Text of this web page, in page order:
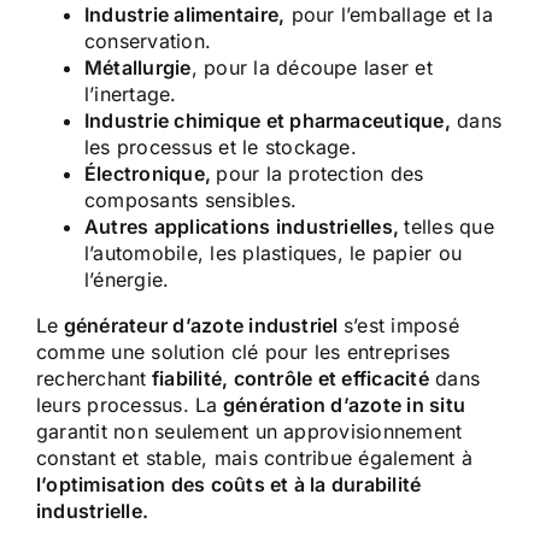
Industrie alimentaire, pour l’emballage et la
conservation.
Métallurgie, pour la découpe laser et
l’inertage.
Industrie chimique et pharmaceutique, dans
les processus et le stockage.
Électronique, pour la protection des
composants sensibles.
Autres applications industrielles,telles que
l’automobile, les plastiques, le papier ou
l’énergie.
Le générateur d’azote industriel s’est imposé
comme une solution clé pour les entreprises
recherchant fiabilité, contrôle et efficacitédans
leurs processus. La génération d’azote in situ
garantit non seulement un approvisionnement
constant et stable, mais contribue également à
l’optimisation des coûts et à la durabilité
industrielle.